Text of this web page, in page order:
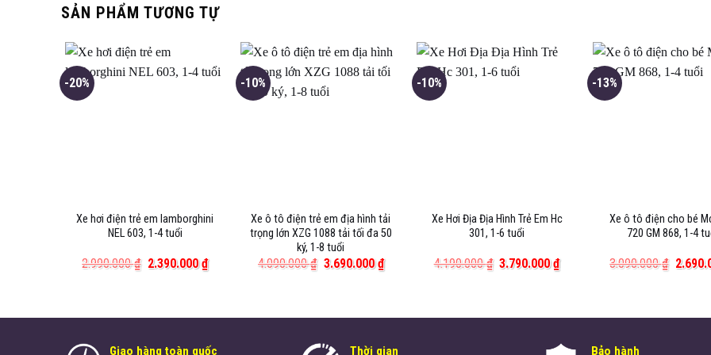
SẢN PHẨM TƯƠNG TỰ
-20%
Xe hơi điện trẻ em lamborghini
NEL 603, 1-4 tuổi
2.990.000₫ Giá
2.390.000₫Giá
hiện
-10%
Xe ô tô điện trẻ em địa hình tải
trọng lớn XZG 1088 tải tối đa 50
ký, 1-8 tuổi
4.090.000₫ Giá
3.690.000₫Giá
hiện
-10%
Xe Hơi Địa Địa Hình Trẻ Em Hc
301, 1-6 tuổi
4.190.000₫ Giá
3.790.000₫Giá
hiện
-13%
Xe ô tô điện cho bé
720 GM 868, 1-4
3.090.000₫ Giá
Giao hàng toàn quốc Thời gian Bảo hành